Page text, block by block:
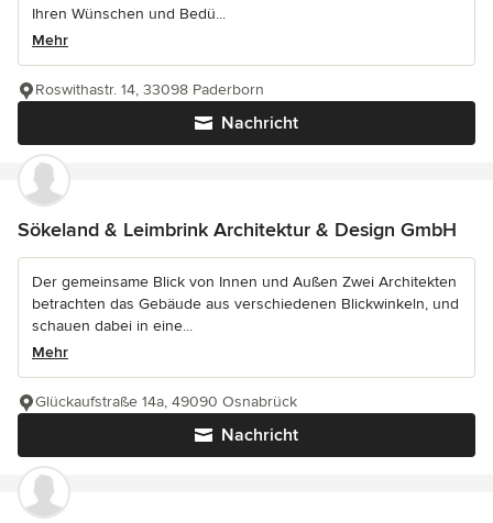
Ihren Wünschen und Bedü...
Mehr
Nachricht
Roswithastr. 14, 33098 Paderborn
Sökeland & Leimbrink Architektur & Design GmbH
Der gemeinsame Blick von Innen und Außen Zwei Architekten
betrachten das Gebäude aus verschiedenen Blickwinkeln, und
schauen dabei in eine...
Mehr
Nachricht
Glückaufstraße 14a, 49090 Osnabrück